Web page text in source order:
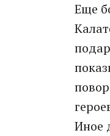
Еще
Иное